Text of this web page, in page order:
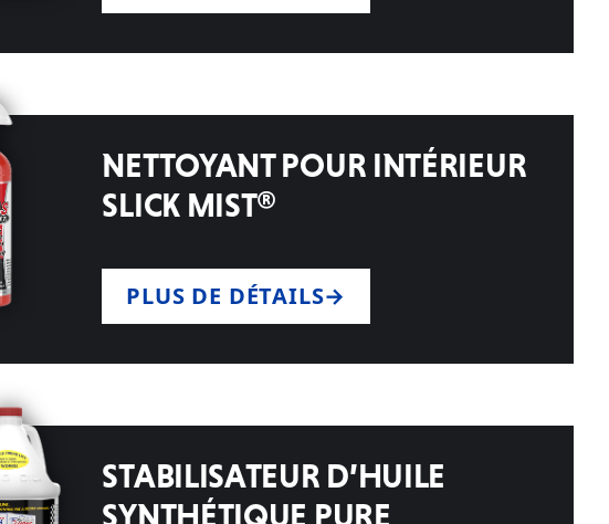
NETTOYANT POUR INTÉRIEUR
SLICK MIST®
PLUS DE DÉTAILS
STABILISATEUR D’HUILE
SYNTHÉTIQUE PURE